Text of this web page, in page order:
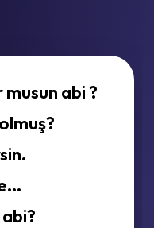
abi ?
abi?